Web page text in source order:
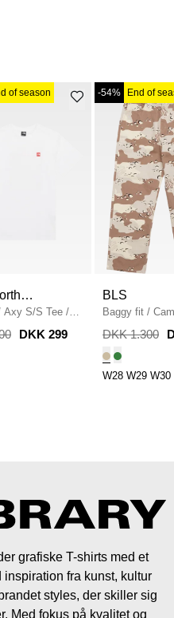
of season
Axy S/S Tee /
DKK 299
-54% End of
BLS
Baggy fit /
SAND
DKK 1.300
W28 W29 W30
grafiske T-shirts med et
inspiration fra kunst, kultur
styles, der skiller sig
Med fokus på kvalitet og